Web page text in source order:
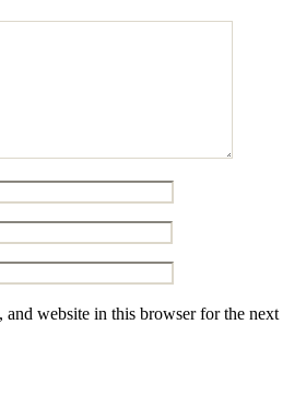
and website in this browser for the next